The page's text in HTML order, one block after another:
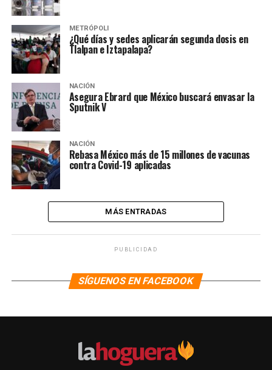
METRÓPOLI
¿Qué días y sedes aplicarán segunda dosis en
Tlalpan e Iztapalapa?
NACIÓN
Asegura Ebrard que México buscará envasar la
Sputnik V
NACIÓN
Rebasa México más de 15 millones de vacunas
contra Covid-19 aplicadas
MÁS ENTRADAS
PUBLICIDAD
SÍGUENOS EN FACEBOOK